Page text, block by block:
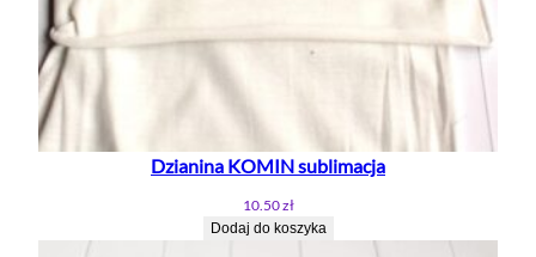
Dzianina KOMIN sublimacja
10.50zł
Dodaj do koszyka